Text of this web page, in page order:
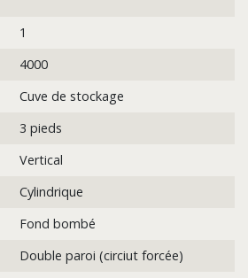
1
4000
Cuve de stockage
3 pieds
Vertical
Cylindrique
Fond bombé
Double paroi (circiut forcée)